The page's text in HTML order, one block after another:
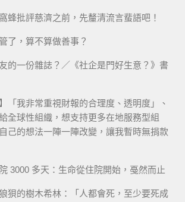
蜂批評慈濟之前，先釐清流言蜚語吧！
了，算不算做善事？
的一份雜誌？／《社企是門好生意？》書
「我非常重視財報的合理度、透明度」、
全球性組織，想支持更多在地服務型組
己的想法一陣一陣改變，讓我暫時無捐款
3000 多天：生命從住院開始，戞然而止
狽的樹木希林：「人都會死，至少要死成